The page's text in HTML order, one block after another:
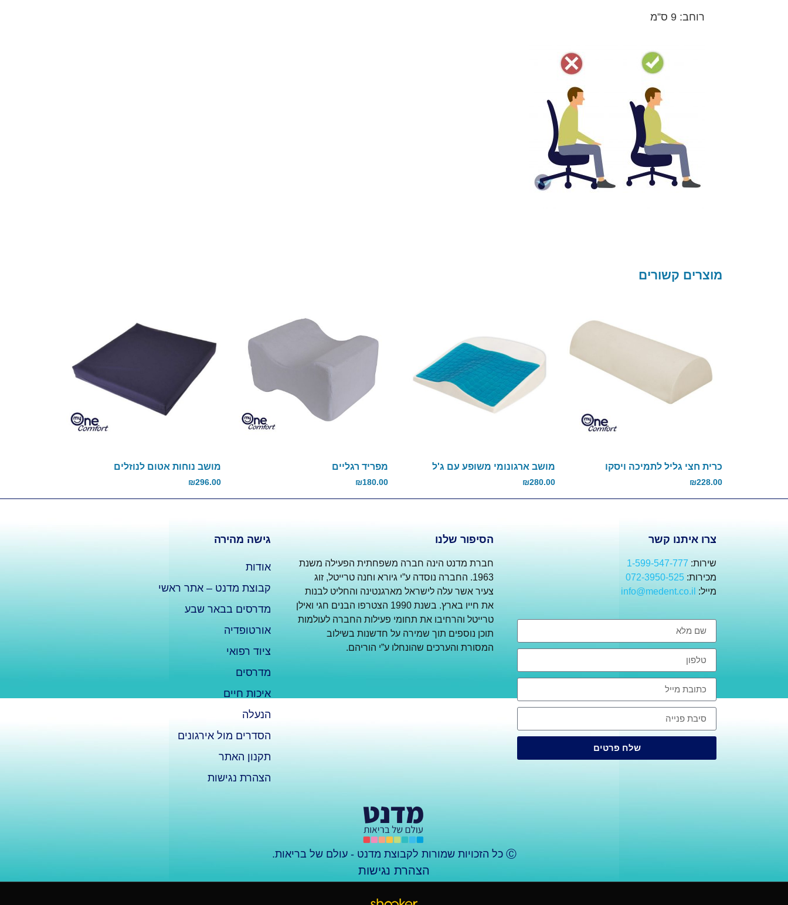
רוחב: 9 ס”מ
מוצרים קשורים
כרית חצי גליל לתמיכה ויסקו
₪228.00
מושב ארגונומי משופע עם ג'ל
₪280.00
מפריד רגליים
₪180.00
מושב נוחות אטום לנוזלים
₪296.00
צרו איתנו קשר
שירות: 1-599-547-777
מכירות: 072-3950-525
מייל: info@medent.co.il
שלח פרטים
הסיפור שלנו
חברת מדנט הינה חברה משפחתית הפעילה משנת
1963. החברה נוסדה ע”י גיורא וחנה טרייטל, זוג
צעיר אשר עלה לישראל מארגנטינה והחליט לבנות
את חייו בארץ. בשנת 1990 הצטרפו הבנים חגי ואילן
טרייטל והרחיבו את תחומי פעילות החברה לעולמות
תוכן נוספים תוך שמירה על חדשנות בשילוב
המסורת והערכים שהונחלו ע”י הוריהם.
גישה מהירה
אודות
קבוצת מדנט – אתר ראשי
מדרסים בבאר שבע
אורטופדיה
ציוד רפואי
מדרסים
איכות חיים
הנעלה
הסדרים מול אירגונים
תקנון האתר
הצהרת נגישות
Ⓒ כל הזכויות שמורות לקבוצת מדנט - עולם של בריאות.
הצהרת נגישות